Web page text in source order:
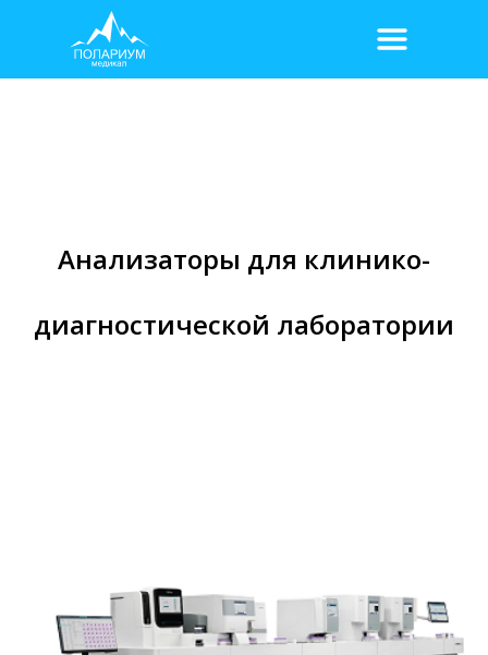
Анализаторы для клинико-
диагностической лаборатории